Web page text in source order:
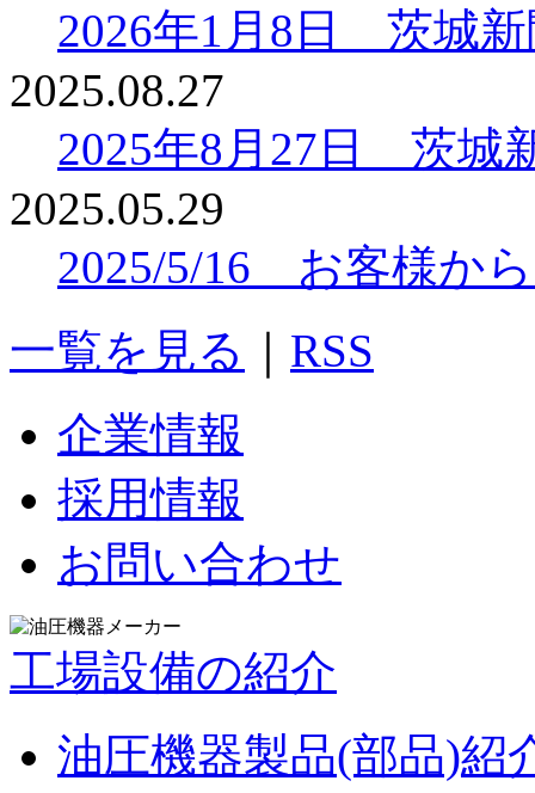
2026年1月8日 茨城
2025.08.27
2025年8月27日 茨城
2025.05.29
2025/5/16 お客様か
一覧を見る
RSS
企業情報
採用情報
お問い合わせ
工場設備の紹介
油圧機器製品(部品)紹